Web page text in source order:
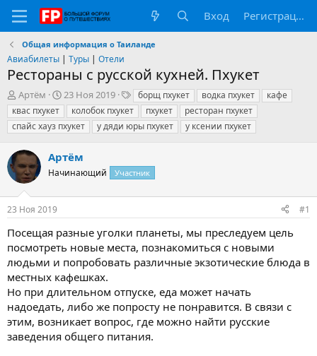
Вход Регистрация
Общая информация о Таиланде
Авиабилеты | Туры | Отели
Рестораны с русской кухней. Пхукет
А
в
т
о
т
е
м
ы
Артём
Д
а
т
а
а
ч
л
23 Ноя 2019
Т
е
г
и
борщ пхукет водка пхукет
кафе
квас пхукет
колобок пхукет пхукет
ресторан пхукет
спайс хауз пхукет
у дяди юры пхукет у ксении пхукет
Артём
Начинающий Участник
23 Ноя 2019 #1
Посещая разные уголки планеты, мы преследуем цель
посмотреть новые места, познакомиться с новыми
людьми и попробовать различные экзотические блюда в
местных кафешках.
Но при длительном отпуске, еда может начать
надоедать, либо же попросту не понравится. В связи с
этим, возникает вопрос, где можно найти русские
заведения общего питания.